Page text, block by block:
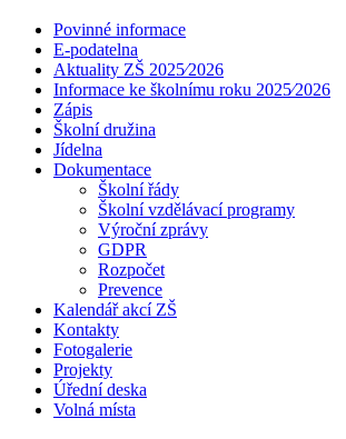
Povinné informace
E-podatelna
Aktuality ZŠ 2025⁄2026
Informace ke školnímu roku 2025⁄2026
Zápis
Školní družina
Jídelna
Dokumentace
Školní řády
Školní vzdělávací programy
Výroční zprávy
GDPR
Rozpočet
Prevence
Kalendář akcí ZŠ
Kontakty
Fotogalerie
Projekty
Úřední deska
Volná místa